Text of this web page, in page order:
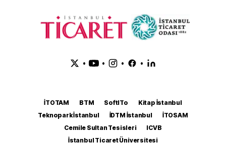
• • • •
İTOTAM BTM SoftITo
Kitap İstanbul
Teknopark İstanbul
İDTM İstanbul
İTOSAM
Cemile Sultan Tesisleri
ICVB
İstanbul Ticaret Üniversitesi